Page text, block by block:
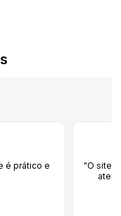
é prático e
"O site